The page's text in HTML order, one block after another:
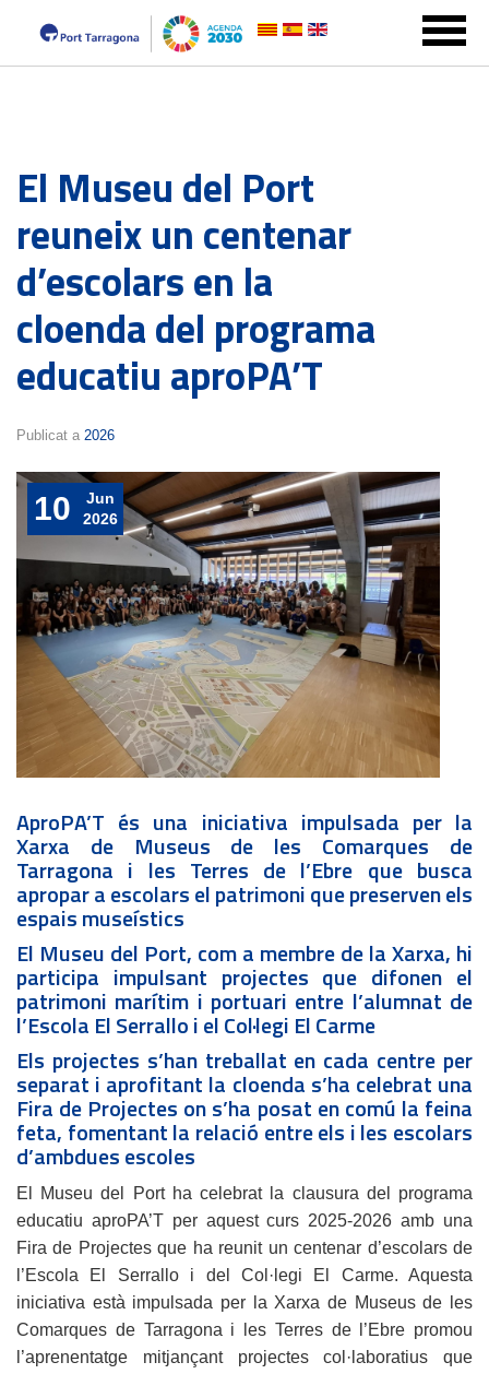
El Museu del Port
reuneix un centenar
d’escolars en la
cloenda del programa
educatiu aproPA’T
Publicat a 2026
10
Jun
2026
AproPA’T és una iniciativa impulsada per la
Xarxa de Museus de les Comarques de
Tarragona i les Terres de l’Ebre que busca
apropar a escolars el patrimoni que preserven els
espais museístics
El Museu del Port, com a membre de la Xarxa, hi
participa impulsant projectes que difonen el
patrimoni marítim i portuari entre l’alumnat de
l’Escola El Serrallo i el Col·legi El Carme
Els projectes s’han treballat en cada centre per
separat i aprofitant la cloenda s’ha celebrat una
Fira de Projectes on s’ha posat en comú la feina
feta, fomentant la relació entre els i les escolars
d’ambdues escoles
El Museu del Port ha celebrat la clausura del programa
educatiu aproPA’T per aquest curs 2025-2026 amb una
Fira de Projectes que ha reunit un centenar d’escolars de
l’Escola El Serrallo i del Col·legi El Carme. Aquesta
iniciativa està impulsada per la Xarxa de Museus de les
Comarques de Tarragona i les Terres de l’Ebre promou
l’aprenentatge mitjançant projectes col·laboratius que